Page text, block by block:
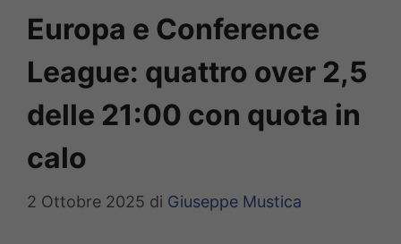
Europa e Conference
League: quattro over 2,5
delle 21:00 con quota in
calo
2 Ottobre 2025 di Giuseppe Mustica